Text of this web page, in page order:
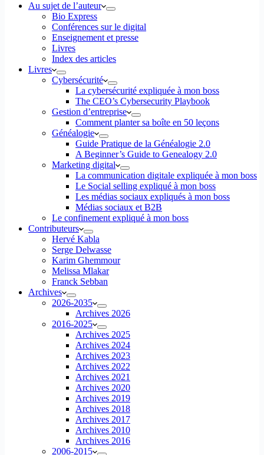
Au sujet de l’auteur
Bio Express
Conférences sur le digital
Enseignement et presse
Livres
Index des articles
Livres
Cybersécurité
La cybersécurité expliquée à mon boss
The CEO’s Cybersecurity Playbook
Gestion d’entreprise
Comment planter sa boîte en 50 leçons
Généalogie
Guide Pratique de la Généalogie 2.0
A Beginner’s Guide to Genealogy 2.0
Marketing digital
La communication digitale expliquée à mon boss
Le Social selling expliqué à mon boss
Les médias sociaux expliqués à mon boss
Médias sociaux et B2B
Le confinement expliqué à mon boss
Contributeurs
Hervé Kabla
Serge Delwasse
Karim Ghemmour
Melissa Mlakar
Franck Sebban
Archives
2026-2035
Archives 2026
2016-2025
Archives 2025
Archives 2024
Archives 2023
Archives 2022
Archives 2021
Archives 2020
Archives 2019
Archives 2018
Archives 2017
Archives 2010
Archives 2016
2006-2015